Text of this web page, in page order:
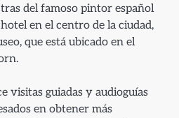
del famoso pintor español
en el centro de la ciudad,
que está ubicado en el
visitas guiadas y audioguías
en obtener más